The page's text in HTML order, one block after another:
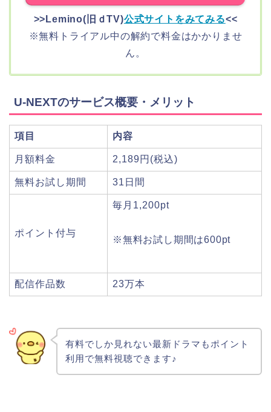
>> Lemino(旧ｄTV)公式サイトをみてみる<<
※無料トライアル中の解約で料金はかかりませ
ん。
U-NEXTのサービス概要・メリット
項目 内容
月額料金 2,189円(税込)
無料お試し期間 31日間
ポイント付与
毎月1,200pt
※無料お試し期間は600pt
配信作品数 23万本
有料でしか見れない最新ドラマもポイント
利用で無料視聴できます♪